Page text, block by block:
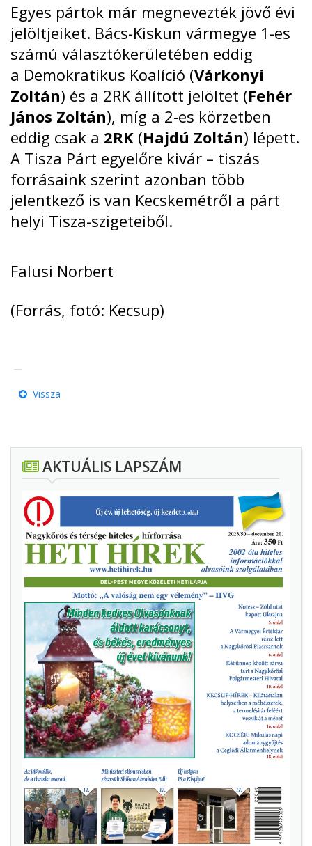
Egyes pártok már megnevezték jövő évi
jelöltjeiket. Bács-Kiskun vármegye 1-es
számú választókerületében eddig
a Demokratikus Koalíció (Várkonyi
Zoltán) és a 2RK állított jelöltet (Fehér
János Zoltán), míg a 2-es körzetben
eddig csak a 2RK (Hajdú Zoltán) lépett.
A Tisza Párt egyelőre kivár – tiszás
forrásaink szerint azonban több
jelentkező is van Kecskemétről a párt
helyi Tisza-szigeteiből.
Falusi Norbert
(Forrás, fotó: Kecsup)
Vissza
AKTUÁLIS LAPSZÁM